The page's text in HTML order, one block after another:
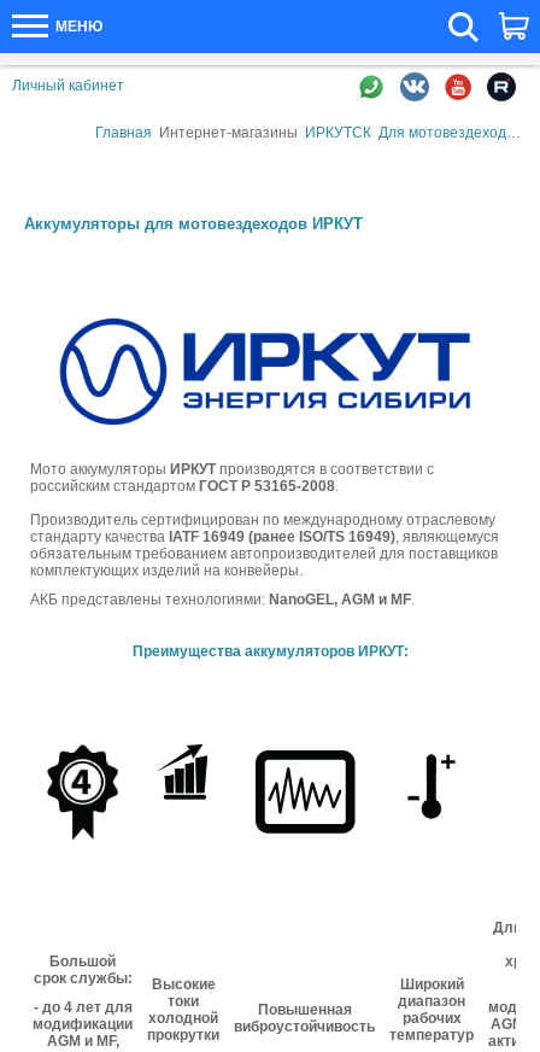
МЕНЮ
Личный кабинет
Главная Интернет-магазины ИРКУТСК Для мотовездеходов
Аккумуляторы для мотовездеходов ИРКУТ
Мото аккумуляторы ИРКУТпроизводятся в соответствии с
российским стандартом ГОСТ Р 53165-2008.
Производитель сертифицирован по международному отраслевому
стандарту качества IATF 16949 (ранее ISO/TS 16949), являющемуся
обязательным требованием автопроизводителей для поставщиков
комплектующих изделий на конвейеры.
АКБ представлены технологиями: NanoGEL, AGM и MF.
Преимущества аккумуляторов ИРКУТ:
Большой
срок службы:
- до 4 лет для
модификации
AGM и MF,
Высокие
токи
холодной
прокрутки
Повышенная
виброустойчивость
Широкий
диапазон
рабочих
температур
AGM и